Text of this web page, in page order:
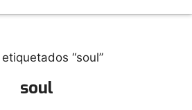
“soul”
soul